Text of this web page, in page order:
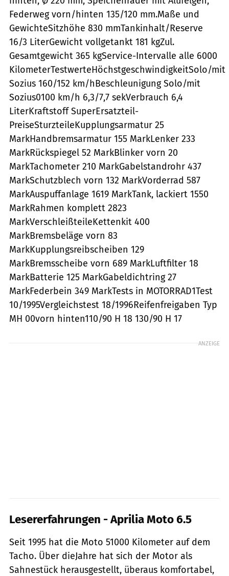
Federweg vorn/hinten 135/120 mm.Maße und
GewichteSitzhöhe 830 mmTankinhalt/Reserve
16/3 LiterGewicht vollgetankt 181 kgZul.
Gesamtgewicht 365 kgService-Intervalle alle 6000
KilometerTestwerteHöchstgeschwindigkeitSolo/mit
Sozius 160/152 km/hBeschleunigung Solo/mit
Sozius0100 km/h 6,3/7,7 sekVerbrauch 6,4
LiterKraftstoff SuperErsatzteil-
PreiseSturzteileKupplungsarmatur 25
MarkHandbremsarmatur 155 MarkLenker 233
MarkRückspiegel 52 MarkBlinker vorn 20
MarkTachometer 210 MarkGabelstandrohr 437
MarkSchutzblech vorn 132 MarkVorderrad 587
MarkAuspuffanlage 1619 MarkTank, lackiert 1550
MarkRahmen komplett 2823
MarkVerschleißteileKettenkit 400
MarkBremsbeläge vorn 83
MarkKupplungsreibscheiben 129
MarkBremsscheibe vorn 689 MarkLuftfilter 18
MarkBatterie 125 MarkGabeldichtring 27
MarkFederbein 349 MarkTests in MOTORRAD1Test
10/1995Vergleichstest 18/1996Reifenfreigaben Typ
MH 00vorn hinten110/90 H 18 130/90 H 17
ANZEIGE
Lesererfahrungen - Aprilia Moto 6.5
Seit 1995 hat die Moto 51000 Kilometer auf dem
Tacho. Über dieJahre hat sich der Motor als
Sahnestück herausgestellt, überaus komfortabel,